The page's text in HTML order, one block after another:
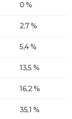
0 %
2,7 %
5,4 %
13,5 %
16,2 %
35,1 %